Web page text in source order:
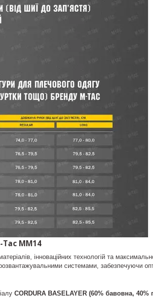
MM14
інноваційних технологій та
системами, забезпечуючи
CORDURA BASELAYER (60% бавовна, 40%